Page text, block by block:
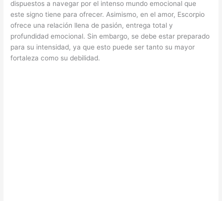
dispuestos a navegar por el intenso mundo emocional que
este signo tiene para ofrecer. Asimismo, en el amor, Escorpio
ofrece una relación llena de pasión, entrega total y
profundidad emocional. Sin embargo, se debe estar preparado
para su intensidad, ya que esto puede ser tanto su mayor
fortaleza como su debilidad.